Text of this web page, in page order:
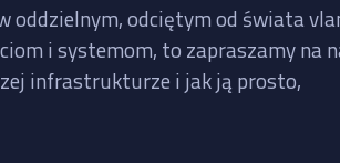
oddzielnym, odciętym od świata
i systemom, to zapraszamy na
infrastrukturze i jak ją prosto,